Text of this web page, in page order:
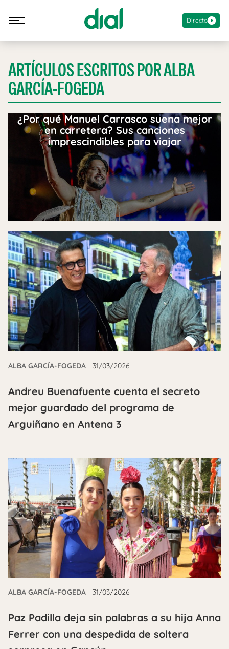
Directo
ARTÍCULOS ESCRITOS POR ALBA
GARCÍA-FOGEDA
¿Por qué Manuel Carrasco suena mejor
en carretera? Sus canciones
imprescindibles para viajar
ALBA GARCÍA-FOGEDA 31/03/2026
Andreu Buenafuente cuenta el secreto
mejor guardado del programa de
Arguiñano en Antena 3
ALBA GARCÍA-FOGEDA 31/03/2026
Paz Padilla deja sin palabras a su hija Anna
Ferrer con una despedida de soltera